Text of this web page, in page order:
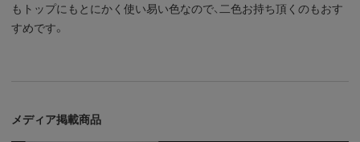
もトップにもとにかく使い易い色なので、二色お持ち頂くのもおす
すめです。
メディア掲載商品